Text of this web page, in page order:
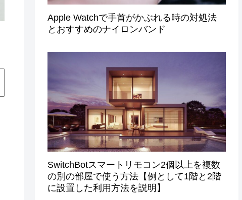
Apple Watchで手首がかぶれる時の対処法
とおすすめのナイロンバンド
SwitchBotスマートリモコン2個以上を複数
の別の部屋で使う方法【例として1階と2階
に設置した利用方法を説明】